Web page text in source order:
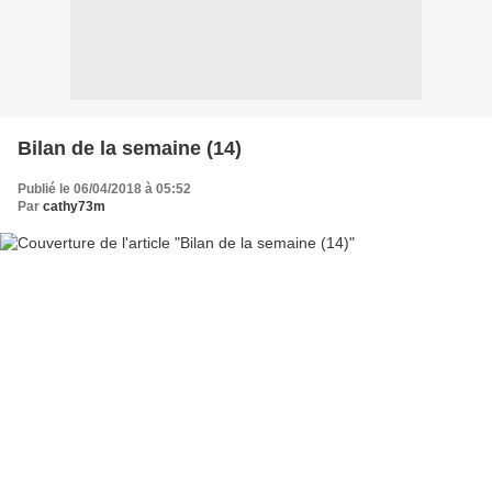
Bilan de la semaine (14)
Publié le 06/04/2018 à 05:52
Par cathy73m